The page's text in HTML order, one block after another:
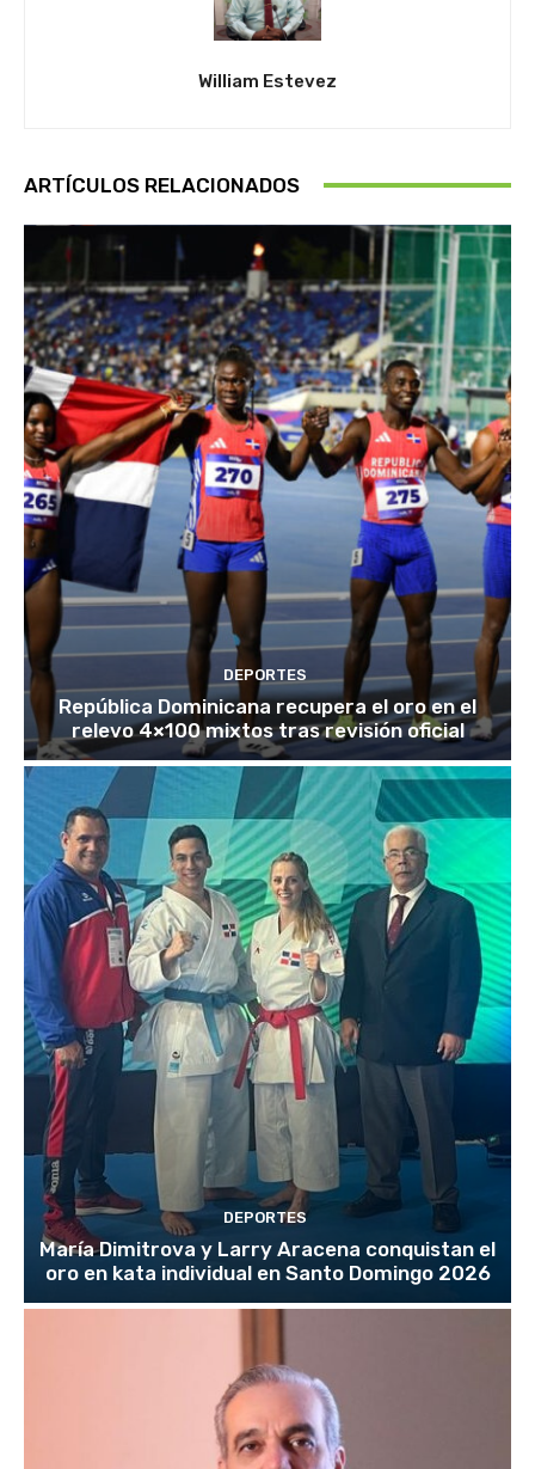
William Estevez
ARTÍCULOS RELACIONADOS
DEPORTES
República Dominicana recupera el oro en el
relevo 4×100 mixtos tras revisión oficial
DEPORTES
María Dimitrova y Larry Aracena conquistan el
oro en kata individual en Santo Domingo 2026